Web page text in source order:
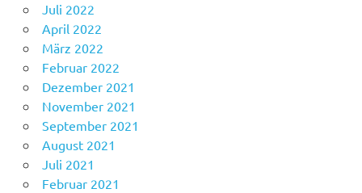
Juli 2022
April 2022
März 2022
Februar 2022
Dezember 2021
November 2021
September 2021
August 2021
Juli 2021
Februar 2021